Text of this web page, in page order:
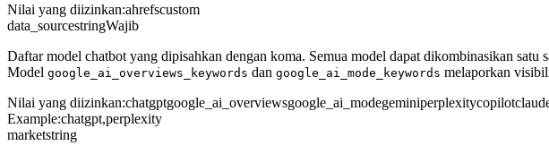
Nilai yang diizinkan:ahrefscustom
data_sourcestringWajib
Daftar model chatbot yang dipisahkan dengan koma. Semua model dapat dikombinasikan satu
Model google_ai_overviews_keywords dan google_ai_mode_keywords melaporkan
Nilai yang diizinkan:chatgptgoogle_ai_overviewsgoogle_ai_modegeminiperplexitycopilot
Example:chatgpt,perplexity
marketstring